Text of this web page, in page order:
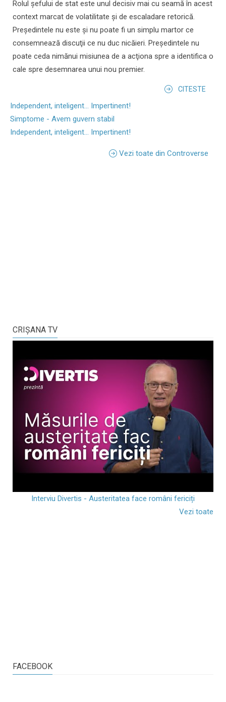
Rolul şefului de stat este unul decisiv mai cu seamă în acest
context marcat de volatilitate şi de escaladare retorică.
Preşedintele nu este şi nu poate fi un simplu martor ce
consemnează discuţii ce nu duc nicăieri. Preşedintele nu
poate ceda nimănui misiunea de a acţiona spre a identifica o
cale spre desemnarea unui nou premier.
CITESTE
Independent, inteligent... Impertinent!
Simptome - Avem guvern stabil
Independent, inteligent... Impertinent!
Vezi toate din Controverse
CRIŞANA TV
Interviu Divertis - Austeritatea face români fericiți
Vezi toate
FACEBOOK